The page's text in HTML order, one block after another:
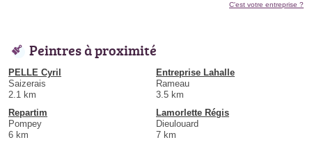
C'est votre entreprise ?
Peintres à proximité
PELLE Cyril
Saizerais
2.1 km
Entreprise Lahalle
Rameau
3.5 km
Repartim
Pompey
6 km
Lamorlette Régis
Dieulouard
7 km